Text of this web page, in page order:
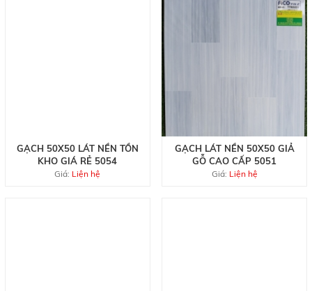
GẠCH 50X50 LÁT NỀN TỒN
KHO GIÁ RẺ 5054
Giá: Liện hệ
GẠCH LÁT NỀN 50X50 GIẢ
GỖ CAO CẤP 5051
Giá: Liện hệ